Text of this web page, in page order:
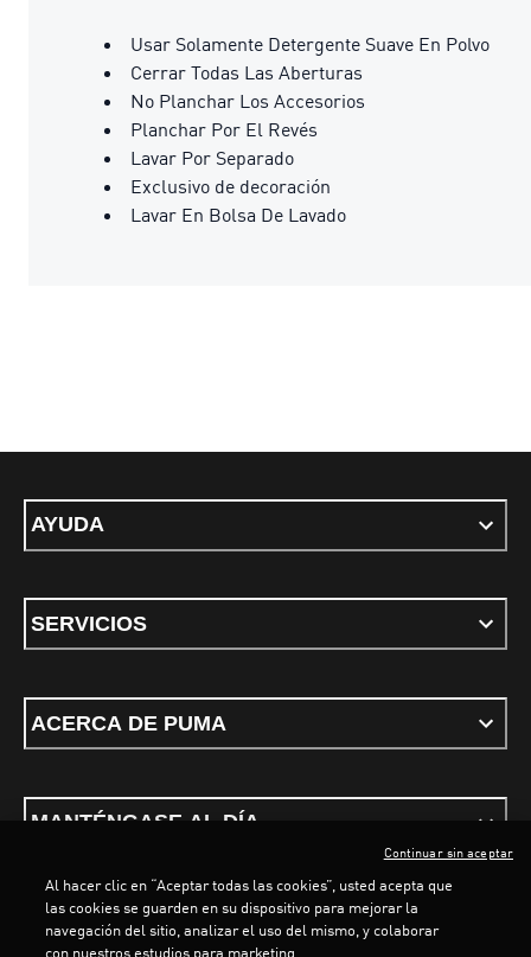
Usar Solamente Detergente Suave En Polvo
Cerrar Todas Las Aberturas
No Planchar Los Accesorios
Planchar Por El Revés
Lavar Por Separado
Exclusivo de decoración
Lavar En Bolsa De Lavado
AYUDA
SERVICIOS
ACERCA DE PUMA
MANTÉNGASE AL DÍA
Al hacer clic en “Aceptar todas las cookies”, usted acepta que
las cookies se guarden en su dispositivo para mejorar la
navegación del sitio, analizar el uso del mismo, y colaborar
con nuestros estudios para marketing.
Continuar sin aceptar